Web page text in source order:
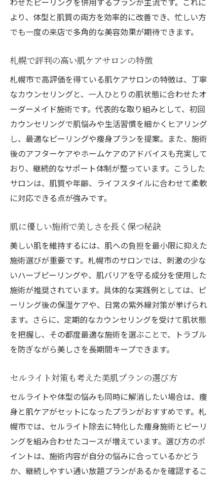
より、体型と肌質の両方を効率的に改善でき、忙しい方
でも一度の来店で多角的な美容効果が期待できます。
札幌で評判の高い肌ケアサロンの特徴
札幌市で高評価を得ている肌ケアサロンの特徴は、丁寧
なカウンセリングと、一人ひとりの肌状態に合わせたオ
ーダーメイド施術です。代表的な取り組みとして、初回
カウンセリングで肌悩みや生活習慣を細かくヒアリング
し、最適なピーリングや痩身プランを提案。また、施術
後のアフターケアやホームケアのアドバイスも充実して
おり、継続的なサポート体制が整っています。こうした
サロンは、肌質や年齢、ライフスタイルに合わせて柔軟
に対応できる点が強みです。
肌に優しい施術で美しさを長く保つ秘訣
美しい肌を維持するには、肌への負担を最小限に抑えた
施術選びが重要です。札幌市のサロンでは、刺激の少な
いハーブピーリングや、肌バリアを守る成分を使用した
施術が推奨されています。具体的な実践例としては、ピ
ーリング後の保湿ケアや、日常の紫外線対策が挙げられ
ます。さらに、定期的なカウンセリングを受けて肌状態
を把握し、その都度最適な施術を選ぶことで、トラブル
を防ぎながら美しさを長期間キープできます。
セルライト対策も考えた美肌プランの選び方
セルライトや体型の悩みも同時に解消したい場合は、痩
身と肌ケアがセットになったプランがおすすめです。札
幌市では、セルライト除去に特化した痩身施術とピーリ
ングを組み合わせたコースが増えています。選び方のポ
イントは、施術内容が自分の悩みに合っているかどう
か、継続しやすい通い放題プランがあるかを確認するこ